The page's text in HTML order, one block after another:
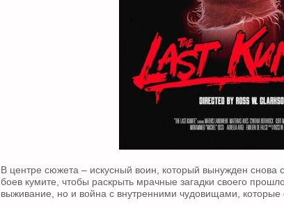
В центре сюжета – искусный воин, который вынужден снова
боев кумите, чтобы раскрыть мрачные загадки своего
выживание, но и война с внутренними чудовищами, которые